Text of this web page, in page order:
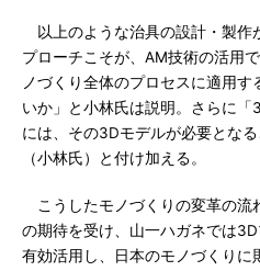
以上のような治具の設計・製作
プローチこそが、AM技術の活用
ノづくり全体のプロセスに適用
いか」と小林氏は説明。さらに
には、その3Dモデルが必要となる
（小林氏）と付け加える。
こうしたモノづくりの変革の流
の期待を受け、山一ハガネでは
有効活用し、日本のモノづくりに